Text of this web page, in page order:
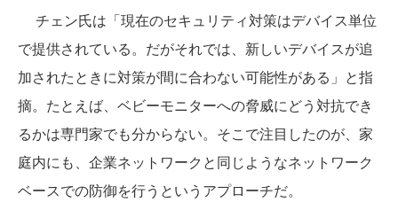
チェン氏は「現在のセキュリティ対策はデバイス単位
で提供されている。だがそれでは、新しいデバイスが追
加されたときに対策が間に合わない可能性がある」と指
摘。たとえば、ベビーモニターへの脅威にどう対抗でき
るかは専門家でも分からない。そこで注目したのが、家
庭内にも、企業ネットワークと同じようなネットワーク
ベースでの防御を行うというアプローチだ。